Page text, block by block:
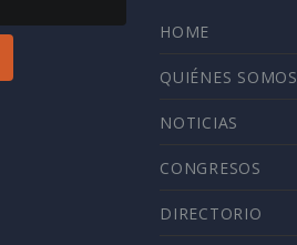
HOME
QUIÉNES SOMOS
NOTICIAS
CONGRESOS
DIRECTORIO